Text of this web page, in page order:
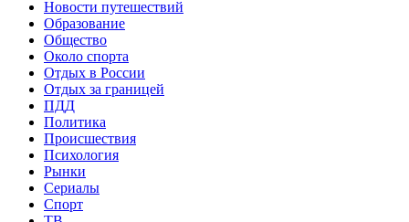
Новости путешествий
Образование
Общество
Около спорта
Отдых в России
Отдых за границей
ПДД
Политика
Происшествия
Психология
Рынки
Сериалы
Спорт